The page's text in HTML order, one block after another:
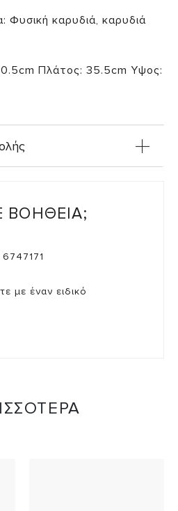
Φυσική καρυδιά, καρυδιά
Πλάτος: 35.5cm Υψος:
ΒΟΗΘΕΙΑ;
με έναν ειδικό